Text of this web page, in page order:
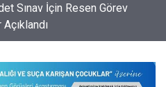
Sınav İçin Resen Görev